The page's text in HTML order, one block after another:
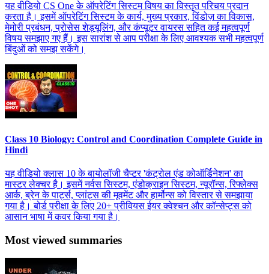
यह वीडियो CS One के ऑपरेटिंग सिस्टम विषय का विस्तृत परिचय प्रदान
करता है। इसमें ऑपरेटिंग सिस्टम के कार्य, मुख्य प्रकार, विंडोज़ का विकास,
मेमोरी प्रबंधन, प्रोसेस शेड्यूलिंग, और कंप्यूटर वायरस सहित कई महत्वपूर्ण
विषय समझाए गए हैं। इस सारांश से आप परीक्षा के लिए आवश्यक सभी महत्वपूर्ण
बिंदुओं को समझ सकेंगे।
Class 10 Biology: Control and Coordination Complete Guide in
Hindi
यह वीडियो क्लास 10 के बायोलॉजी चैप्टर 'कंट्रोल एंड कोऑर्डिनेशन' का
मास्टर लेक्चर है। इसमें नर्वस सिस्टम, एंडोक्राइन सिस्टम, न्यूरॉन्स, रिफ्लेक्स
आर्क, ब्रेन के पार्ट्स, प्लांट्स की मूवमेंट और हार्मोन्स को विस्तार से समझाया
गया है। बोर्ड परीक्षा के लिए 20+ प्रीवियस ईयर क्वेश्चन और कॉन्सेप्ट्स को
आसान भाषा में कवर किया गया है।
Most viewed summaries